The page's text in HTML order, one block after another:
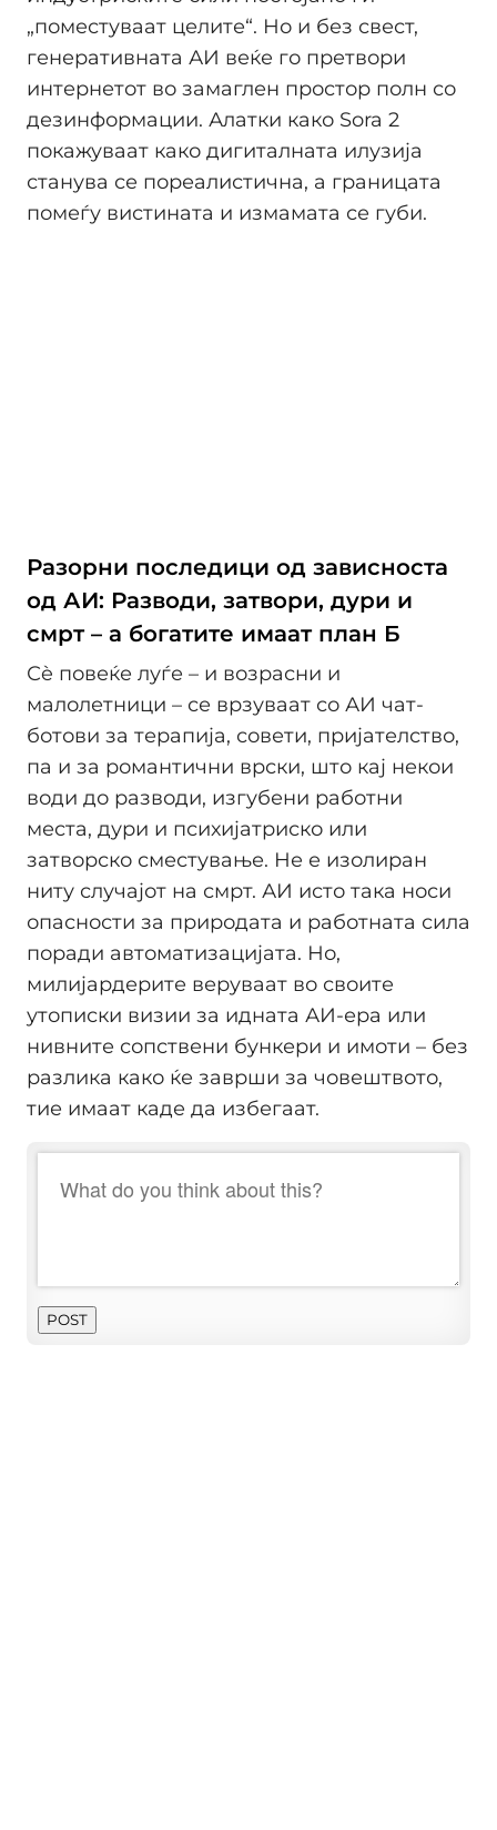
„поместуваат целите“. Но и без свест,
генеративната АИ веќе го претвори
интернетот во замаглен простор полн со
дезинформации. Алатки како Sora 2
покажуваат како дигиталната илузија
станува се пореалистична, а границата
помеѓу вистината и измамата се губи.
Разорни последици од зависноста
од АИ: Разводи, затвори, дури и
смрт – а богатите имаат план Б
Сè повеќе луѓе – и возрасни и
малолетници – се врзуваат со АИ чат-
ботови за терапија, совети, пријателство,
па и за романтични врски, што кај некои
води до разводи, изгубени работни
места, дури и психијатриско или
затворско сместување. Не е изолиран
ниту случајот на смрт. АИ исто така носи
опасности за природата и работната сила
поради автоматизацијата. Но,
милијардерите веруваат во своите
утописки визии за идната АИ-ерa или
нивните сопствени бункери и имоти – без
разлика како ќе заврши за човештвото,
тие имаат каде да избегаат.
POST